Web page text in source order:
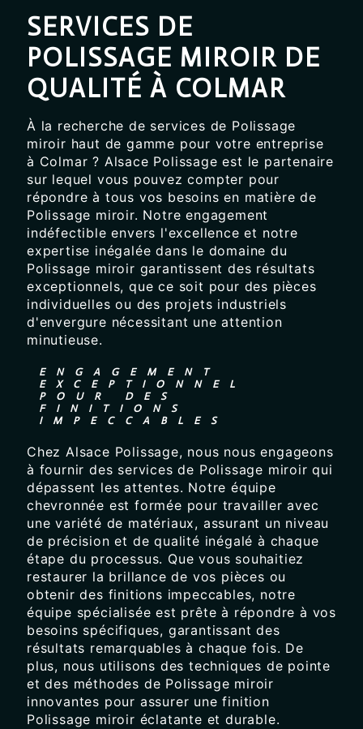
SERVICES DE
POLISSAGE MIROIR DE
QUALITÉ À COLMAR
À la recherche de services de Polissage
miroir haut de gamme pour votre entreprise
à Colmar ? Alsace Polissage est le partenaire
sur lequel vous pouvez compter pour
répondre à tous vos besoins en matière de
Polissage miroir. Notre engagement
indéfectible envers l'excellence et notre
expertise inégalée dans le domaine du
Polissage miroir garantissent des résultats
exceptionnels, que ce soit pour des pièces
individuelles ou des projets industriels
d'envergure nécessitant une attention
minutieuse.
ENGAGEMENT
EXCEPTIONNEL
POUR DES
FINITIONS
IMPECCABLES
Chez Alsace Polissage, nous nous engageons
à fournir des services de Polissage miroir qui
dépassent les attentes. Notre équipe
chevronnée est formée pour travailler avec
une variété de matériaux, assurant un niveau
de précision et de qualité inégalé à chaque
étape du processus. Que vous souhaitiez
restaurer la brillance de vos pièces ou
obtenir des finitions impeccables, notre
équipe spécialisée est prête à répondre à vos
besoins spécifiques, garantissant des
résultats remarquables à chaque fois. De
plus, nous utilisons des techniques de pointe
et des méthodes de Polissage miroir
innovantes pour assurer une finition
Polissage miroir éclatante et durable.